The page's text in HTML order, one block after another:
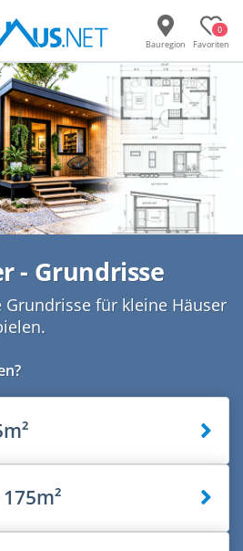
Bauregion
0
Favoriten
- Grundrisse
Grundrisse für kleine Häuser